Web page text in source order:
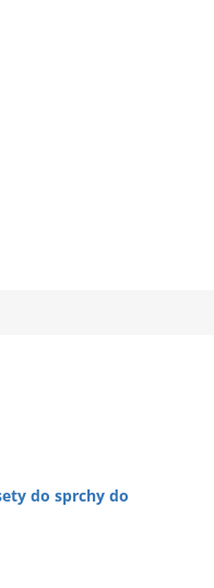
do sprchy do